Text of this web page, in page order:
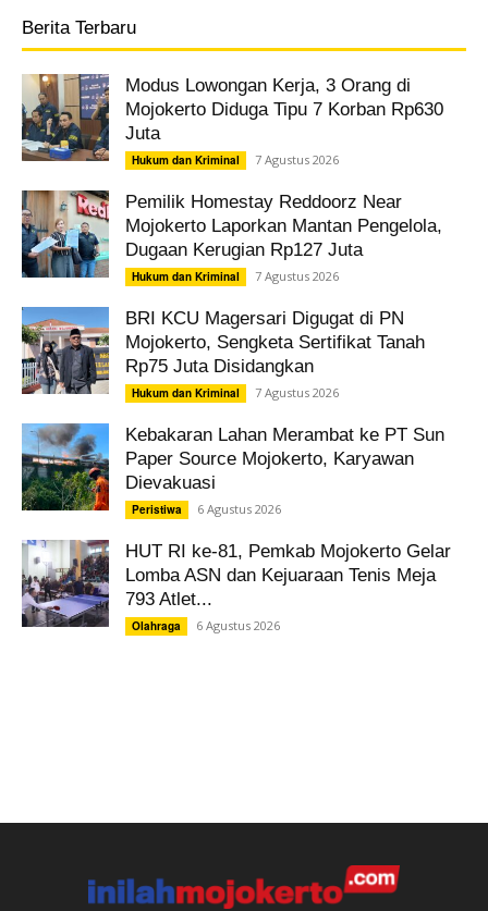
Berita Terbaru
Modus Lowongan Kerja, 3 Orang di
Mojokerto Diduga Tipu 7 Korban Rp630
Juta
Hukum dan Kriminal 7 Agustus 2026
Pemilik Homestay Reddoorz Near
Mojokerto Laporkan Mantan Pengelola,
Dugaan Kerugian Rp127 Juta
Hukum dan Kriminal 7 Agustus 2026
BRI KCU Magersari Digugat di PN
Mojokerto, Sengketa Sertifikat Tanah
Rp75 Juta Disidangkan
Hukum dan Kriminal 7 Agustus 2026
Kebakaran Lahan Merambat ke PT Sun
Paper Source Mojokerto, Karyawan
Dievakuasi
Peristiwa 6 Agustus 2026
HUT RI ke-81, Pemkab Mojokerto Gelar
Lomba ASN dan Kejuaraan Tenis Meja
793 Atlet...
Olahraga 6 Agustus 2026